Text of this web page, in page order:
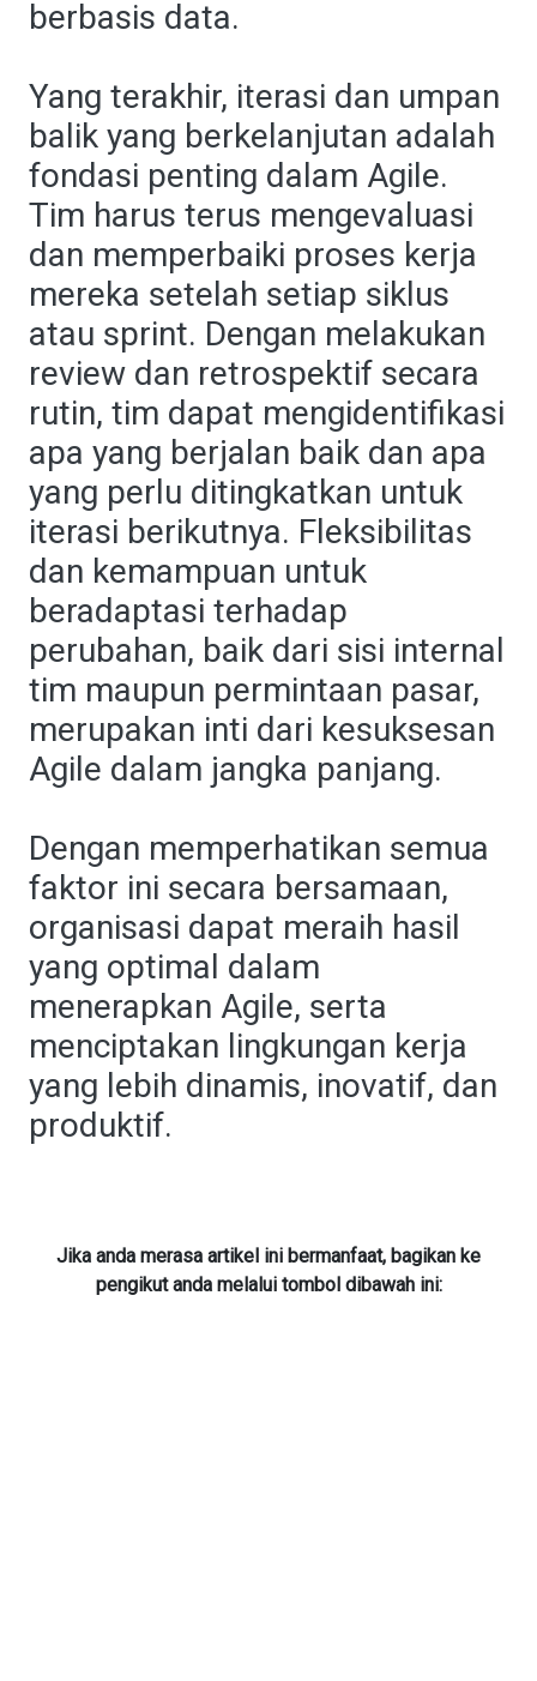
berbasis data.
Yang terakhir, iterasi dan umpan
balik yang berkelanjutan adalah
fondasi penting dalam Agile.
Tim harus terus mengevaluasi
dan memperbaiki proses kerja
mereka setelah setiap siklus
atau sprint. Dengan melakukan
review dan retrospektif secara
rutin, tim dapat mengidentifikasi
apa yang berjalan baik dan apa
yang perlu ditingkatkan untuk
iterasi berikutnya. Fleksibilitas
dan kemampuan untuk
beradaptasi terhadap
perubahan, baik dari sisi internal
tim maupun permintaan pasar,
merupakan inti dari kesuksesan
Agile dalam jangka panjang.
Dengan memperhatikan semua
faktor ini secara bersamaan,
organisasi dapat meraih hasil
yang optimal dalam
menerapkan Agile, serta
menciptakan lingkungan kerja
yang lebih dinamis, inovatif, dan
produktif.
Jika anda merasa artikel ini bermanfaat, bagikan ke
pengikut anda melalui tombol dibawah ini: